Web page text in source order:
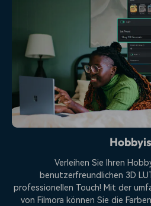
Verleihen Sie Ihren
benutzerfreundlichen 3D
professionellen Touch! Mit der
von Filmora können Sie die